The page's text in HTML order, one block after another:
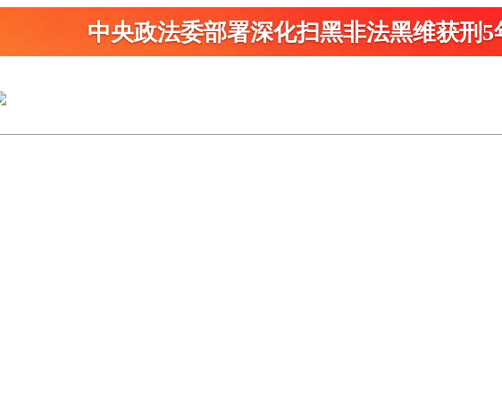
中央政法委部署深化扫黑非法黑维获刑5